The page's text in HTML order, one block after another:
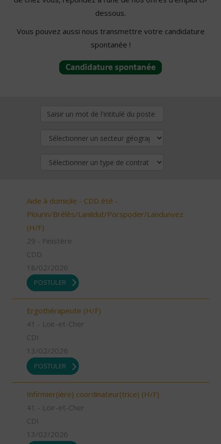
dessous.
Vous pouvez aussi nous transmettre votre candidature
spontanée !
Aide à domicile - CDD été -
Plourin/Brélès/Lanildut/Porspoder/Landunvez
(H/F)
29 - Finistère
CDD
18/02/2026
POSTULER
Ergothérapeute (H/F)
41 - Loir-et-Cher
CDI
13/02/2026
POSTULER
Infirmier(ière) coordinateur(trice) (H/F)
41 - Loir-et-Cher
CDI
13/02/2026